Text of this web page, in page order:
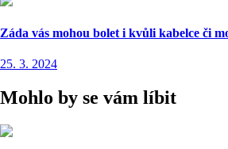
Záda vás mohou bolet i kvůli kabelce či
25. 3. 2024
Mohlo by se vám líbit